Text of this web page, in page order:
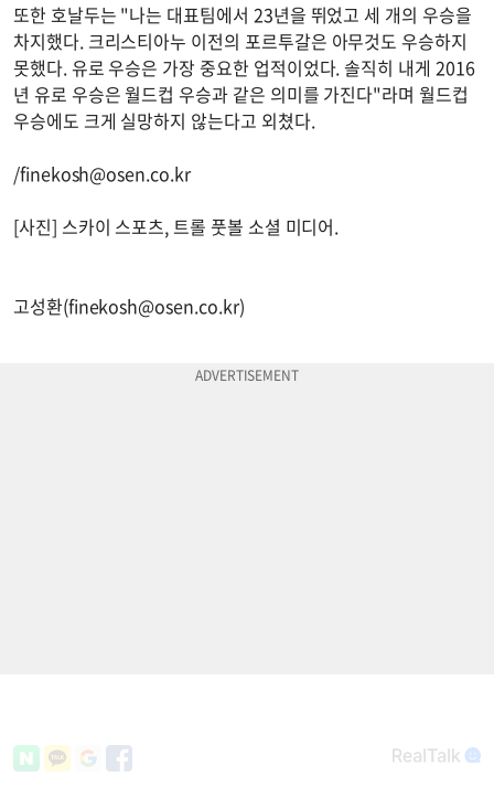
또한 호날두는 "나는 대표팀에서 23년을 뛰었고 세 개의 우승을
차지했다. 크리스티아누 이전의 포르투갈은 아무것도 우승하지
못했다. 유로 우승은 가장 중요한 업적이었다. 솔직히 내게 2016
년 유로 우승은 월드컵 우승과 같은 의미를 가진다"라며 월드컵
우승에도 크게 실망하지 않는다고 외쳤다.
/finekosh@osen.co.kr
[사진] 스카이 스포츠, 트롤 풋볼 소셜 미디어.
고성환(finekosh@osen.co.kr)